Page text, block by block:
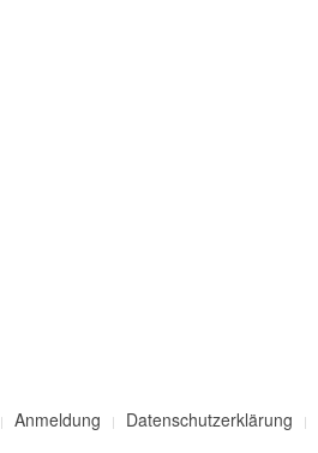
Anmeldung Datenschutzerklärung